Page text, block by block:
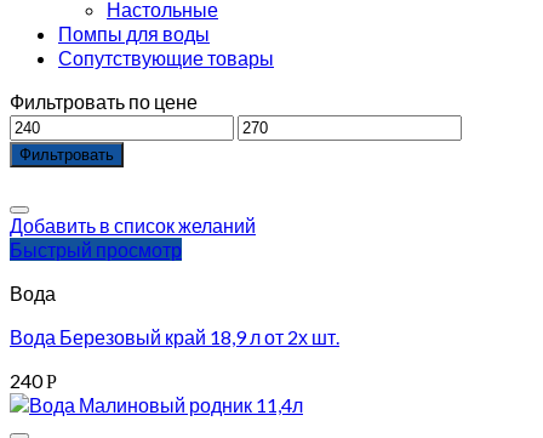
Настольные
Помпы для воды
Сопутствующие товары
Фильтровать по цене
Фильтровать
Добавить в список желаний
Быстрый просмотр
Вода
Вода Березовый край 18,9 л от 2х шт.
240Р